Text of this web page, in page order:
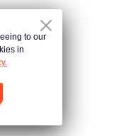
to our
in